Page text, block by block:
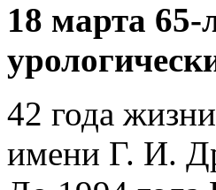
18 марта
42 года
имени Г. И.